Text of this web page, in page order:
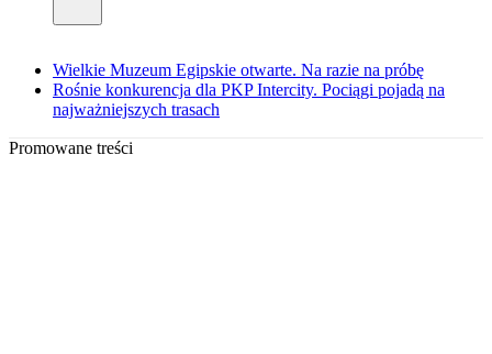
Wielkie Muzeum Egipskie otwarte. Na razie na próbę
Rośnie konkurencja dla PKP Intercity. Pociągi pojadą na
najważniejszych trasach
Promowane treści